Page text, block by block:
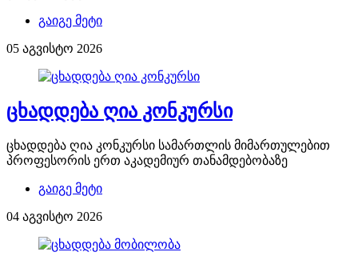
გაიგე მეტი
05 აგვისტო 2026
ცხადდება ღია კონკურსი
ცხადდება ღია კონკურსი სამართლის მიმართულებით
პროფესორის ერთ აკადემიურ თანამდებობაზე
გაიგე მეტი
04 აგვისტო 2026